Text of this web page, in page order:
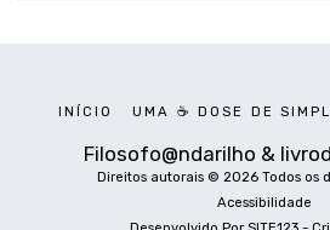
Filosofo@ndarilho &
Direitos autorais © 2026 Todos os
Acessibilidade
INÍCIO UMA ☕ DOSE DE